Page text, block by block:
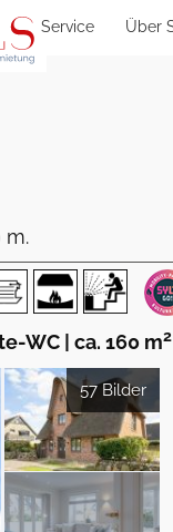
Service Über
m.
WC ca. 160 m2
57 Bilder